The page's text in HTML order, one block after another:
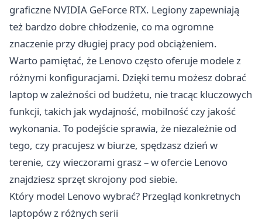
graficzne NVIDIA GeForce RTX. Legiony zapewniają
też bardzo dobre chłodzenie, co ma ogromne
znaczenie przy długiej pracy pod obciążeniem.
Warto pamiętać, że Lenovo często oferuje modele z
różnymi konfiguracjami. Dzięki temu możesz dobrać
laptop w zależności od budżetu, nie tracąc kluczowych
funkcji, takich jak wydajność, mobilność czy jakość
wykonania. To podejście sprawia, że niezależnie od
tego, czy pracujesz w biurze, spędzasz dzień w
terenie, czy wieczorami grasz – w ofercie Lenovo
znajdziesz sprzęt skrojony pod siebie.
Który model Lenovo wybrać? Przegląd konkretnych
laptopów z różnych serii